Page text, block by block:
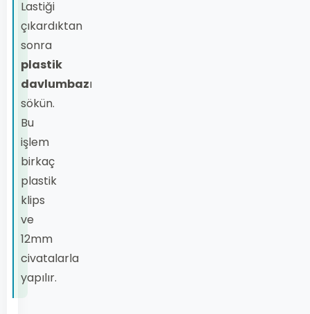
Lastiği
çıkardıktan
sonra
plastik
davlumbazı
sökün.
Bu
işlem
birkaç
plastik
klips
ve
12mm
civatalarla
yapılır.